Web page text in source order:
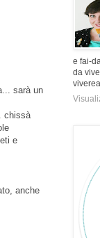
sarà un
chissà
e
anche
e fai-
da